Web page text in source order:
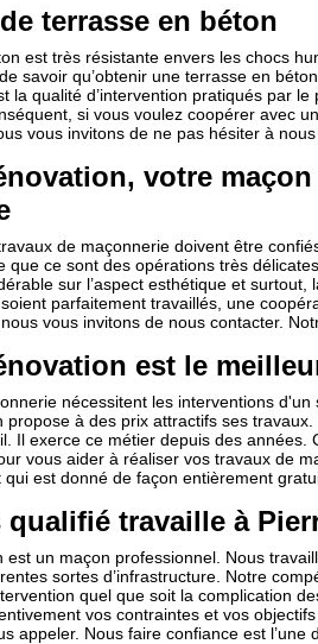
terrasse en béton
est très résistante envers les chocs
savoir qu’obtenir une terrasse en
la qualité d’intervention pratiqués par
si vous voulez coopérer avec
vous invitons de ne pas hésiter à nous
votre
de maçonnerie doivent être
que ce sont des opérations très
sur l’aspect esthétique et
parfaitement travaillés, une
vous invitons de nous contacter.
est le
nécessitent les interventions
propose à des prix attractifs ses
Il exerce ce métier depuis des
vous aider à réaliser vos travaux de
est donné de façon entièrement
travaille à
est un maçon professionnel. Nous
sortes d’infrastructure. Notre
quel que soit la complication
vos contraintes et vos
appeler. Nous faire confiance est l’une